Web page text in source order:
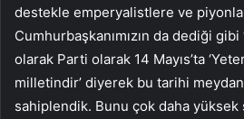
destekle emperyalistlere ve
Cumhurbaşkanımızın da dediği
olarak Parti olarak 14 Mayıs’ta
milletindir’ diyerek bu tarihi
sahiplendik. Bunu çok daha